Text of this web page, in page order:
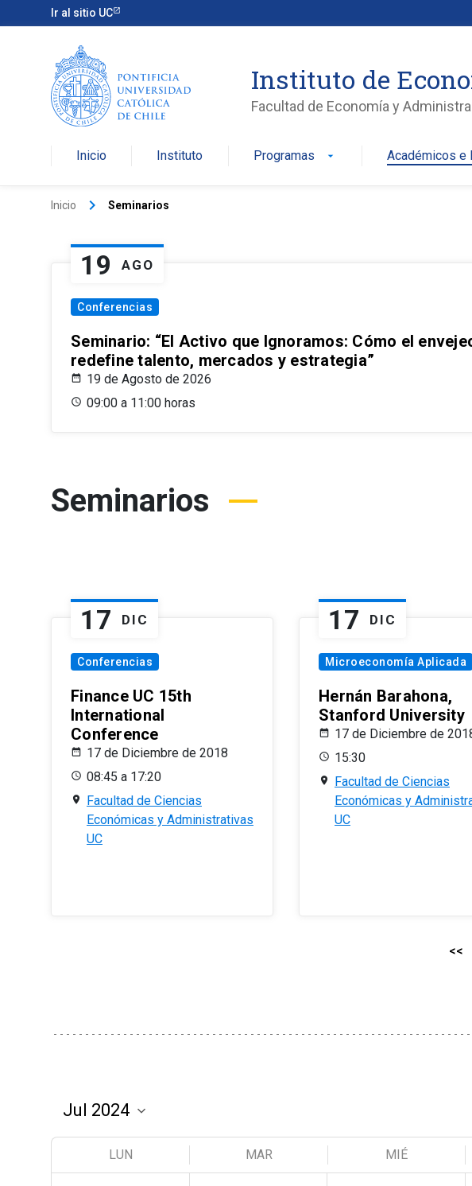
Ir al sitio UC
Instituto de
Facultad de Economía y
Inicio Instituto Programas arrow_drop_down Académicos e
Inicio keyboard_arrow_right Seminarios
19 AGO
Conferencias
Seminario: “El Activo que Ignoramos: Cómo el
redefine talento, mercados y estrategia”
19 de Agosto de 2026
09:00 a 11:00 horas
Seminarios
17 DIC
Conferencias
Finance UC 15th
International
Conference
17 de Diciembre de 2018
08:45 a 17:20
Facultad de Ciencias
Económicas y Administrativas
UC
17 DIC
Microeconomía Aplicada
Hernán Barahona,
Stanford University
17 de Diciembre de
15:30
Facultad de Ciencias
Económicas y
UC
<<
LUN MAR MIÉ